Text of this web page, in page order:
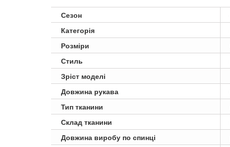
Сезон
Категорія
Розміри
Стиль
Зріст моделі
Довжина рукава
Тип тканини
Склад тканини
Довжина виробу по спинці